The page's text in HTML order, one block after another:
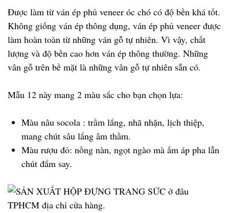
Được làm từ ván ép phủ veneer óc chó có độ bền khá tốt.
Không giống ván ép thông dụng, ván ép phủ veneer được
làm hoàn toàn từ những ván gỗ tự nhiên. Vì vậy, chất
lượng và độ bền cao hơn ván ép thông thường. Những
vân gỗ trên bề mặt là những vân gỗ tự nhiên sẵn có.
Mẫu 12 này mang 2 màu sắc cho bạn chọn lựa:
Màu nâu socola : trầm lắng, nhã nhặn, lịch thiệp,
mang chút sâu lắng âm thầm.
Màu rượu đỏ: nồng nàn, ngọt ngào mà ấm áp pha lẫn
chút đắm say.